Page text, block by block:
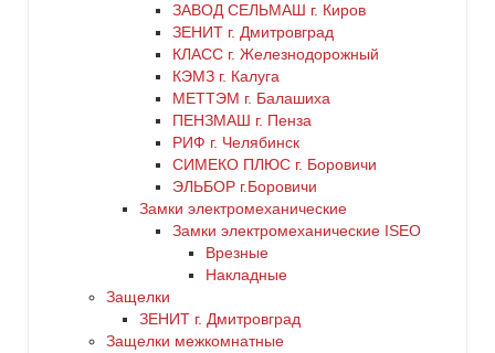
ЗАВОД СЕЛЬМАШ г. Киров
ЗЕНИТ г. Дмитровград
КЛАСС г. Железнодорожный
КЭМЗ г. Калуга
МЕТТЭМ г. Балашиха
ПЕНЗМАШ г. Пенза
РИФ г. Челябинск
СИМЕКО ПЛЮС г. Боровичи
ЭЛЬБОР г.Боровичи
Замки электромеханические
Замки электромеханические ISEO
Врезные
Накладные
Защелки
ЗЕНИТ г. Дмитровград
Защелки межкомнатные